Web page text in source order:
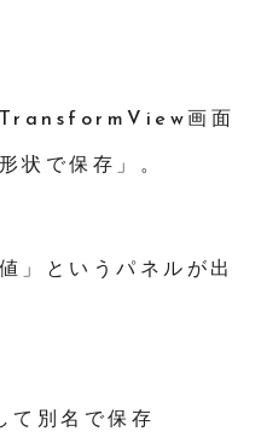
TransformView画面
状で保存」。
」というパネルが出
て別名で保存